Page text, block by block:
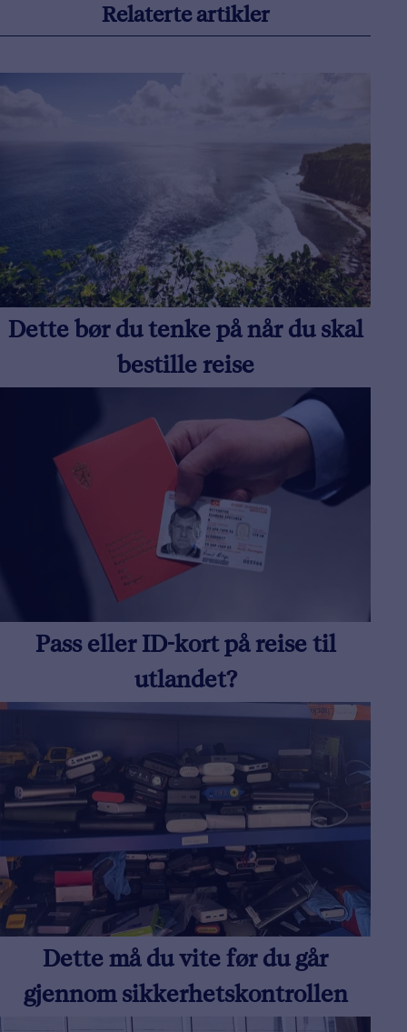
Relaterte artikler
Dette bør du tenke på når du skal
bestille reise
Pass eller ID-kort på reise til
utlandet?
Dette må du vite før du går
gjennom sikkerhetskontrollen